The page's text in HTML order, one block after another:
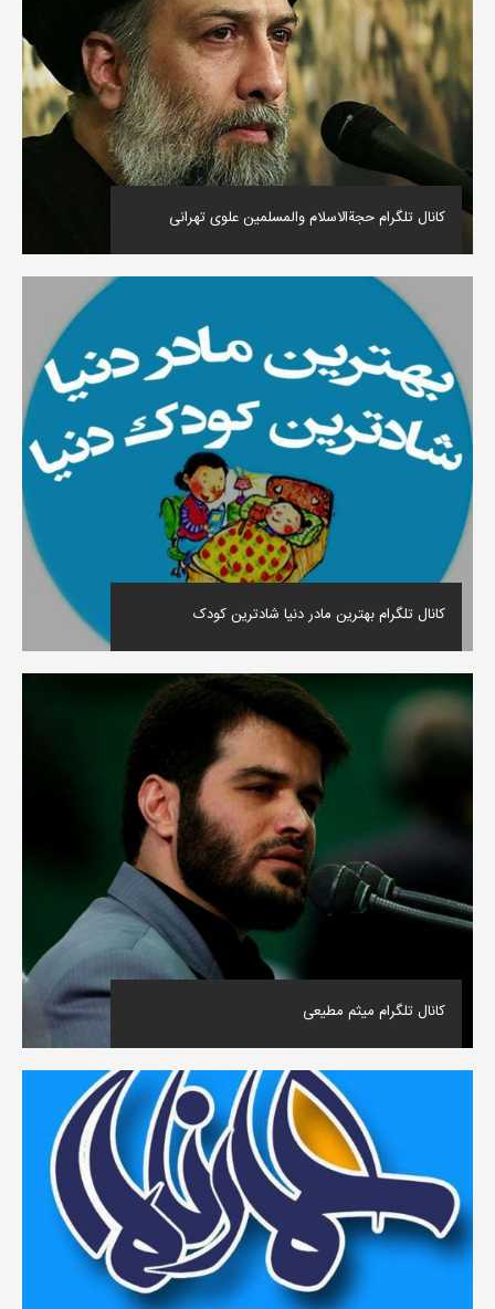
کانال تلگرام حجةالاسلام والمسلمین علوی تهرانی
کانال تلگرام بهترین مادر دنیا شادترین کودک
کانال تلگرام میثم مطیعی